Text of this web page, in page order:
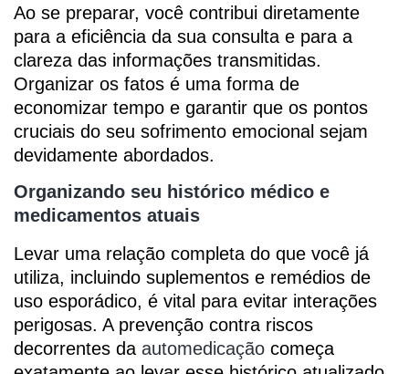
Ao se preparar, você contribui diretamente
para a eficiência da sua consulta e para a
clareza das informações transmitidas.
Organizar os fatos é uma forma de
economizar tempo e garantir que os pontos
cruciais do seu sofrimento emocional sejam
devidamente abordados.
Organizando seu histórico médico e
medicamentos atuais
Levar uma relação completa do que você já
utiliza, incluindo suplementos e remédios de
uso esporádico, é vital para evitar interações
perigosas. A prevenção contra riscos
decorrentes da automedicação começa